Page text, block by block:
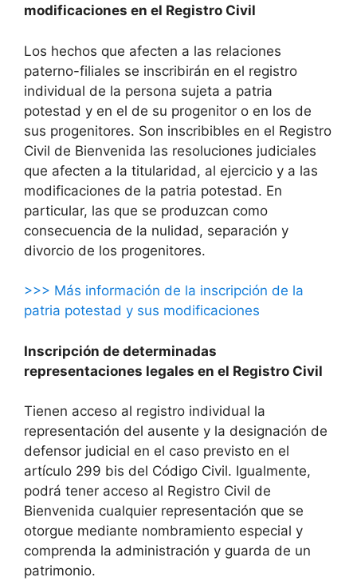
modificaciones en el Registro Civil
Los hechos que afecten a las relaciones
paterno-filiales se inscribirán en el registro
individual de la persona sujeta a patria
potestad y en el de su progenitor o en los de
sus progenitores. Son inscribibles en el Registro
Civil de Bienvenida las resoluciones judiciales
que afecten a la titularidad, al ejercicio y a las
modificaciones de la patria potestad. En
particular, las que se produzcan como
consecuencia de la nulidad, separación y
divorcio de los progenitores.
>>> Más información de la inscripción de la
patria potestad y sus modificaciones
Inscripción de determinadas
representaciones legales en el Registro Civil
Tienen acceso al registro individual la
representación del ausente y la designación de
defensor judicial en el caso previsto en el
artículo 299 bis del Código Civil. Igualmente,
podrá tener acceso al Registro Civil de
Bienvenida cualquier representación que se
otorgue mediante nombramiento especial y
comprenda la administración y guarda de un
patrimonio.